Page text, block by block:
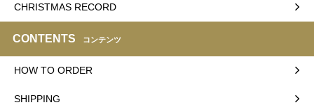
CHRISTMAS RECORD
CONTENTS コンテンツ
HOW TO ORDER
SHIPPING